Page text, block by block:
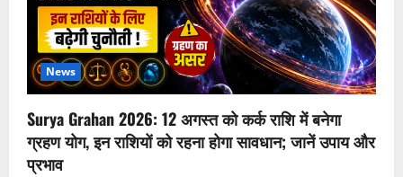
News
Surya Grahan 2026: 12 अगस्त को कर्क राशि में बनेगा
ग्रहण योग, इन राशियों को रहना होगा सावधान; जानें उपाय और
प्रभाव